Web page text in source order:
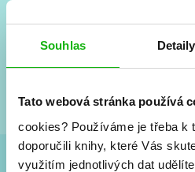
Souhlas Detaily
Tato webová stránka používá
cookies? Používáme je třeba k
doporučili knihy, které Vás
využitím jednotlivých dat
Vše kolem #youngadult
a seriálové